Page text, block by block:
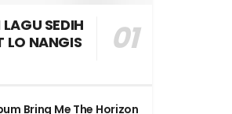
SEDIH
LO NANGIS
Bring Me The Horizon